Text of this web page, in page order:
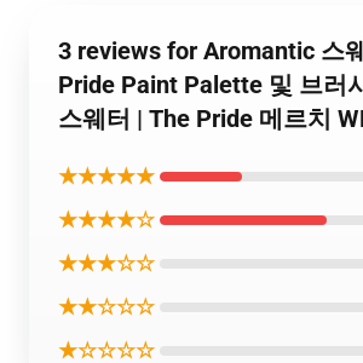
3 reviews for Aromantic 스
Pride Paint Palette 및 브러
스웨터 | The Pride 메르치
★★★★★
★★★★☆
★★★☆☆
★★☆☆☆
★☆☆☆☆